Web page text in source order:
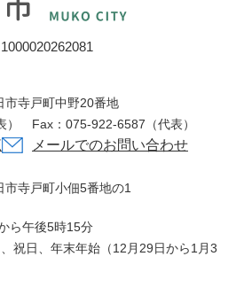
市寺戸町中野20番地
Fax：075-922-6587（代表）
市寺戸町小佃5番地の1
メールでのお問い合わせ
ら午後5時15分
祝日、年末年始（12月29日から1月3